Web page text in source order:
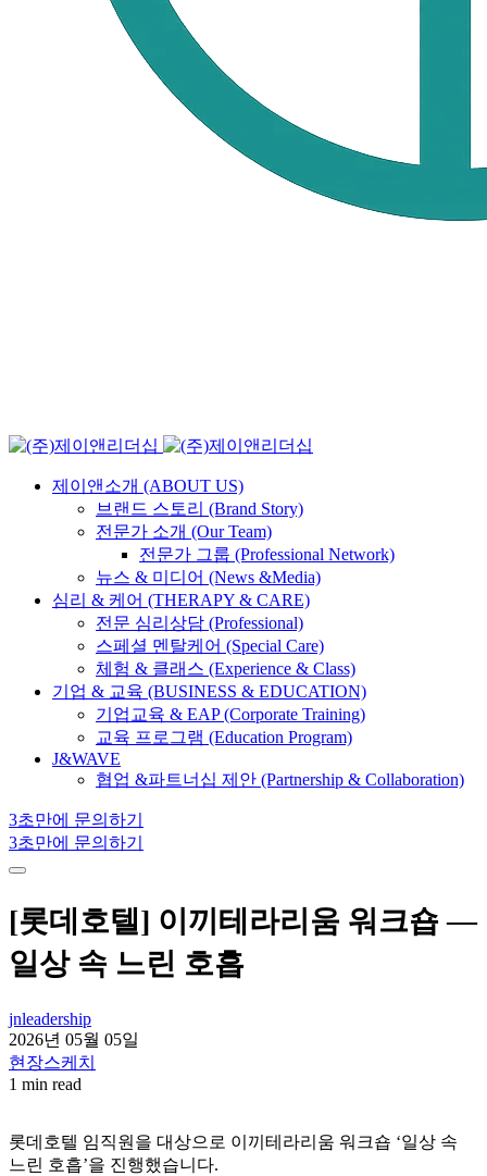
제이앤소개 (ABOUT US)
브랜드 스토리 (Brand Story)
전문가 소개 (Our Team)
전문가 그룹 (Professional Network)
뉴스 & 미디어 (News &Media)
심리 & 케어 (THERAPY & CARE)
전문 심리상담 (Professional)
스페셜 멘탈케어 (Special Care)
체험 & 클래스 (Experience & Class)
기업 & 교육 (BUSINESS & EDUCATION)
기업교육 & EAP (Corporate Training)
교육 프로그램 (Education Program)
J&WAVE
협업 &파트너십 제안 (Partnership & Collaboration)
3초만에 문의하기
3초만에 문의하기
[롯데호텔] 이끼테라리움 워크숍 —
일상 속 느린 호흡
jnleadership
2026년 05월 05일
현장스케치
1 min read
롯데호텔 임직원을 대상으로 이끼테라리움 워크숍 ‘일상 속
느린 호흡’을 진행했습니다.